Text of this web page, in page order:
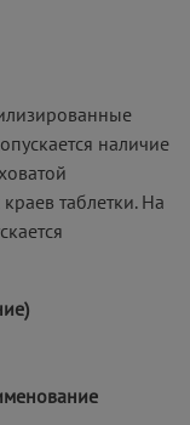
наличие
таблетки. На